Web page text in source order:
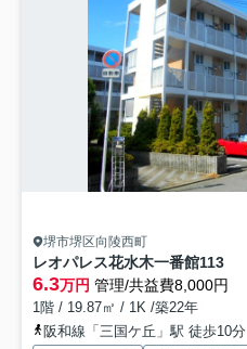
堺市堺区向陵西町
レオパレス花水木一番館113
6.3万円 管理/共益費8,000円
1階 / 19.87㎡ / 1K /築22年
阪和線「三国ケ丘」駅 徒歩10分